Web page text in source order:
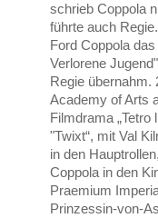
schrieb Coppola
führte auch
Ford Coppola
Verlorene
Regie übernahm.
Academy of Arts
Filmdrama
"Twixt“, mit Val
in den
Coppola in den
Praemium
Prinzessin-von-